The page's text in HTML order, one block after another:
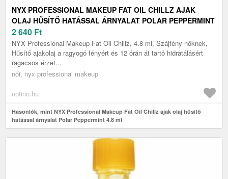
NYX PROFESSIONAL MAKEUP FAT OIL CHILLZ AJAK
OLAJ HŰSÍTŐ HATÁSSAL ÁRNYALAT POLAR PEPPERMINT
4.8 ML
2 640 Ft
NYX Professional Makeup Fat Oil Chillz, 4.8 ml, Szájfény nőknek,
Hűsítő ajakolaj a ragyogó fényért és 12 órán át tartó hidratálásért
ragacsos érzet...
női, nyx professional makeup
notino.hu
Hasonlók, mint NYX Professional Makeup Fat Oil Chillz ajak olaj hűsítő
hatással árnyalat Polar Peppermint 4.8 ml